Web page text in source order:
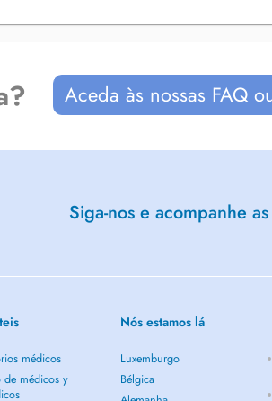
Aceda às nossas FAQ
Siga-nos e acompanhe
médicos
de médicos y
Nós estamos lá
Luxemburgo
Bélgica